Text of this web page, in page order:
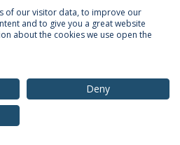
Termos & Condições
Titular dos Dados
Católica Portuguesa
of our visitor data, to improve our
and to give you a great website
about the cookies we use open the
Deny